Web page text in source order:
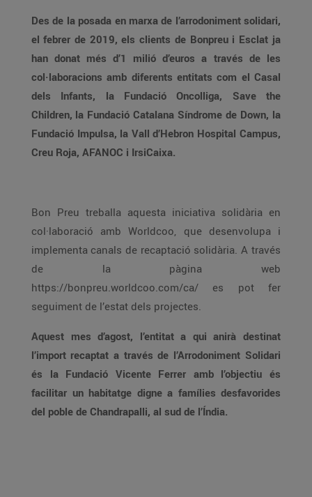
Des de la posada en marxa de l’arrodoniment solidari,
el febrer de 2019, els clients de Bonpreu i Esclat ja
han donat més d’1 milió d’euros a través de les
col·laboracions amb diferents entitats com el Casal
dels Infants, la Fundació Oncolliga, Save the
Children, la Fundació Catalana Síndrome de Down, la
Fundació Impulsa, la Vall d’Hebron Hospital Campus,
Creu Roja, AFANOC i IrsiCaixa.
Bon Preu treballa aquesta iniciativa solidària en
col·laboració amb Worldcoo, que desenvolupa i
implementa canals de recaptació solidària. A través
de la pàgina web
https://bonpreu.worldcoo.com/ca/ es pot fer
seguiment de l’estat dels projectes.
Aquest mes d’agost, l’entitat a qui anirà destinat
l’import recaptat a través de l’Arrodoniment Solidari
és la Fundació Vicente Ferrer amb l’objectiu és
facilitar un habitatge digne a famílies desfavorides
del poble de Chandrapalli, al sud de l’Índia.